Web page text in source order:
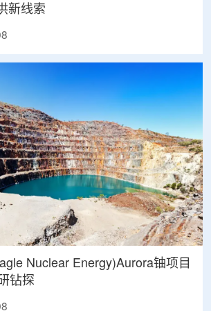
新线索
Nuclear Energy)Aurora铀项目
钻探